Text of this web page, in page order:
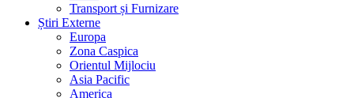
Transport și Furnizare
Știri Externe
Europa
Zona Caspica
Orientul Mijlociu
Asia Pacific
America